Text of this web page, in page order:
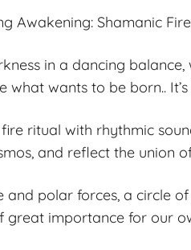
Awakening: Shamanic
in a dancing
what wants to be born..
ritual with rhythmic
and reflect the union
and polar forces, a circle
great importance for our